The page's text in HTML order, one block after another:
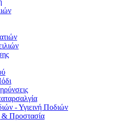
- Υγιεινή Ποδιών
& Προστασία